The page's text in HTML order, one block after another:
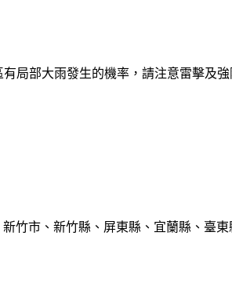
局部大雨發生的機率，請注意雷擊及
竹市、新竹縣、屏東縣、宜蘭縣、臺